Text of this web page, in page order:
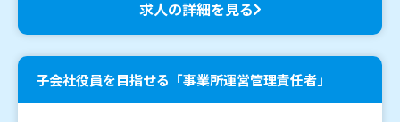
求人の詳細を見る
子会社役員を目指せる「事業所運営管理責任者」